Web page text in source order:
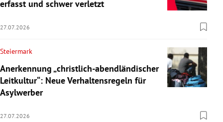
erfasst und schwer verletzt
27.07.2026
Steiermark
Anerkennung „christlich-abendländischer
Leitkultur“: Neue Verhaltensregeln für
Asylwerber
27.07.2026